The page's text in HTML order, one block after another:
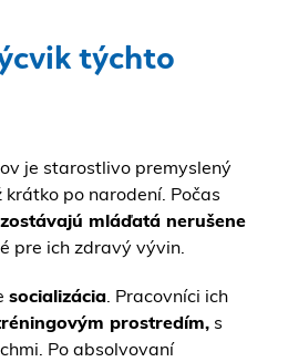
týchto
je starostlivo premyslený
po narodení. Počas
mláďatá nerušene
pre ich zdravý vývin.
socializácia . Pracovníci ich
prostredím, s
Po absolvovaní